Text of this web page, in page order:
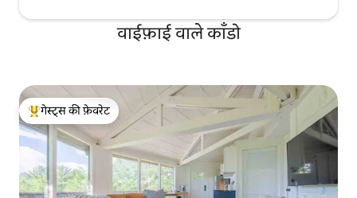
वाईफ़ाई वाले काँडो
गेस्ट्स का टॉप फ़ेवरेट
गेस्ट्स की फ़ेवरेट